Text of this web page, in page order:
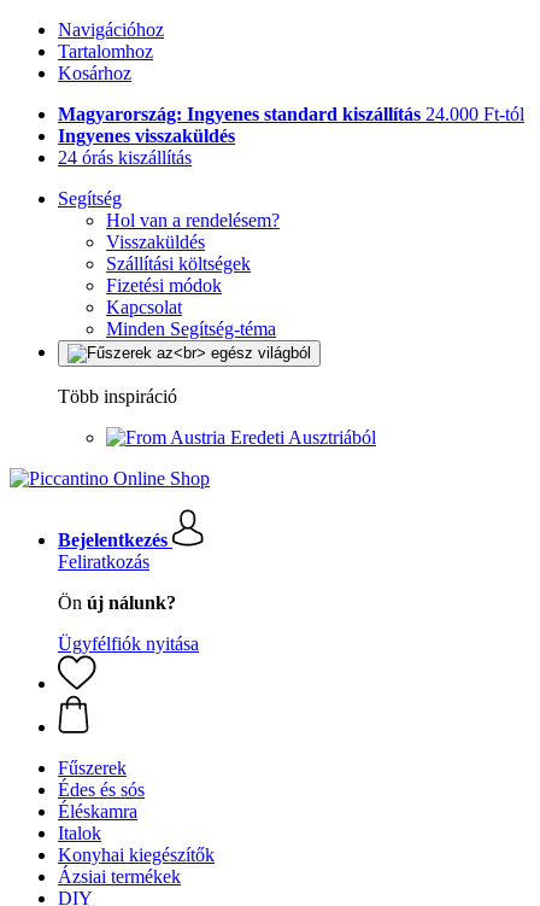
Navigációhoz
Tartalomhoz
Kosárhoz
Magyarország: Ingyenes standard kiszállítás 24.000 Ft-tól
Ingyenes visszaküldés
24 órás kiszállítás
Segítség
Hol van a rendelésem?
Visszaküldés
Szállítási költségek
Fizetési módok
Kapcsolat
Minden Segítség-téma
Több inspiráció
Eredeti Ausztriából
Bejelentkezés
Feliratkozás
Ön új nálunk?
Ügyfélfiók nyitása
Fűszerek
Édes és sós
Éléskamra
Italok
Konyhai kiegészítők
Ázsiai termékek
DIY